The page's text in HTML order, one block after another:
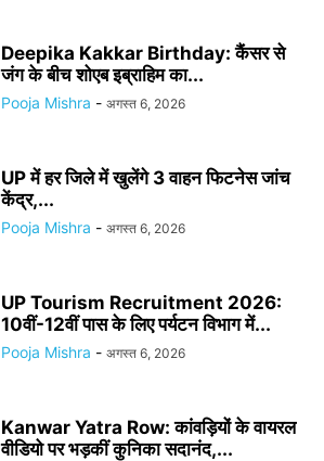
Deepika Kakkar Birthday: कैंसर से
जंग के बीच शोएब इब्राहिम का...
Pooja Mishra - अगस्त 6, 2026
UP में हर जिले में खुलेंगे 3 वाहन फिटनेस जांच
केंद्र,...
Pooja Mishra - अगस्त 6, 2026
UP Tourism Recruitment 2026:
10वीं-12वीं पास के लिए पर्यटन विभाग में...
Pooja Mishra - अगस्त 6, 2026
Kanwar Yatra Row: कांवड़ियों के वायरल
वीडियो पर भड़कीं कुनिका सदानंद,...